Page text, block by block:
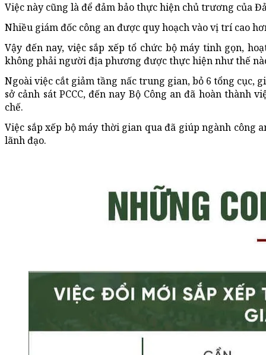
Việc này cũng là để đảm bảo thực hiện chủ trương của
Nhiều giám đốc công an được quy hoạch vào vị trí cao
Vậy đến nay, việc sắp xếp tổ chức bộ máy tinh gọn,
không phải người địa phương được thực hiện như thế
Ngoài việc cắt giảm tầng nấc trung gian, bỏ 6 tổng cục,
sở cảnh sát PCCC, đến nay Bộ Công an đã hoàn thành
chế.
Việc sắp xếp bộ máy thời gian qua đã giúp ngành
lãnh đạo.